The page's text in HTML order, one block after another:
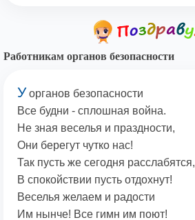
Работникам органов безопасности
У органов безопасности
Все будни - сплошная война.
Не зная веселья и праздности,
Они берегут чутко нас!
Так пусть же сегодня расслабятся,
В спокойствии пусть отдохнут!
Веселья желаем и радости
Им нынче! Все гимн им поют!